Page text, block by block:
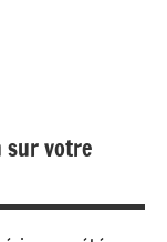
sur votre